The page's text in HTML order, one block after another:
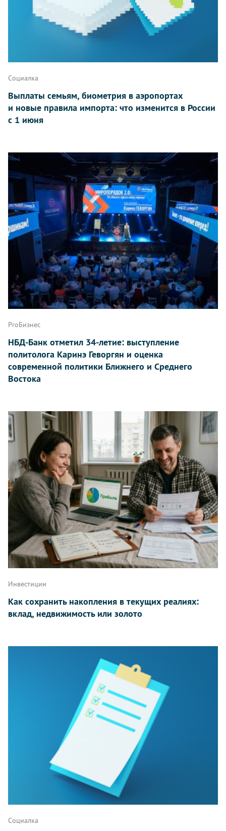
Социалка
Выплаты семьям, биометрия в аэропортах
и новые правила импорта: что изменится в России
с 1 июня
ProБизнес
НБД-Банк отметил 34-летие: выступление
политолога Каринэ Геворгян и оценка
современной политики Ближнего и Среднего
Востока
Инвестиции
Как сохранить накопления в текущих реалиях:
вклад, недвижимость или золото
Социалка